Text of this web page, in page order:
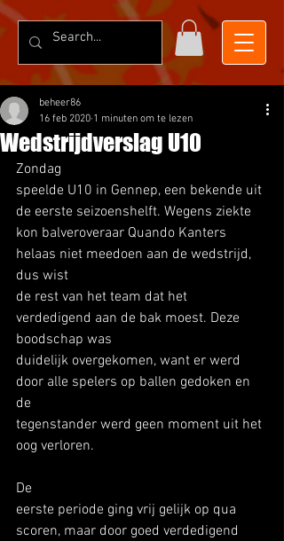
Wedstrijdverslag U10
beheer86
16 feb 2020 1 minuten om te lezen
Zondag
speelde U10 in Gennep, een bekende uit
de eerste seizoenshelft. Wegens ziekte
kon balveroveraar Quando Kanters
helaas niet meedoen aan de wedstrijd,
dus wist
de rest van het team dat het
verdedigend aan de bak moest. Deze
boodschap was
duidelijk overgekomen, want er werd
door alle spelers op ballen gedoken en
de
tegenstander werd geen moment uit het
oog verloren.
De
eerste periode ging vrij gelijk op qua
scoren, maar door goed verdedigend